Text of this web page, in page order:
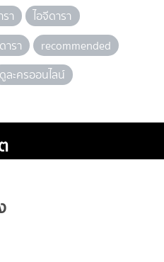
า
ไอจีดารา
ารา
recommended
ดูละครออนไลน์